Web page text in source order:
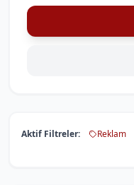
Aktif Filtreler: Reklam